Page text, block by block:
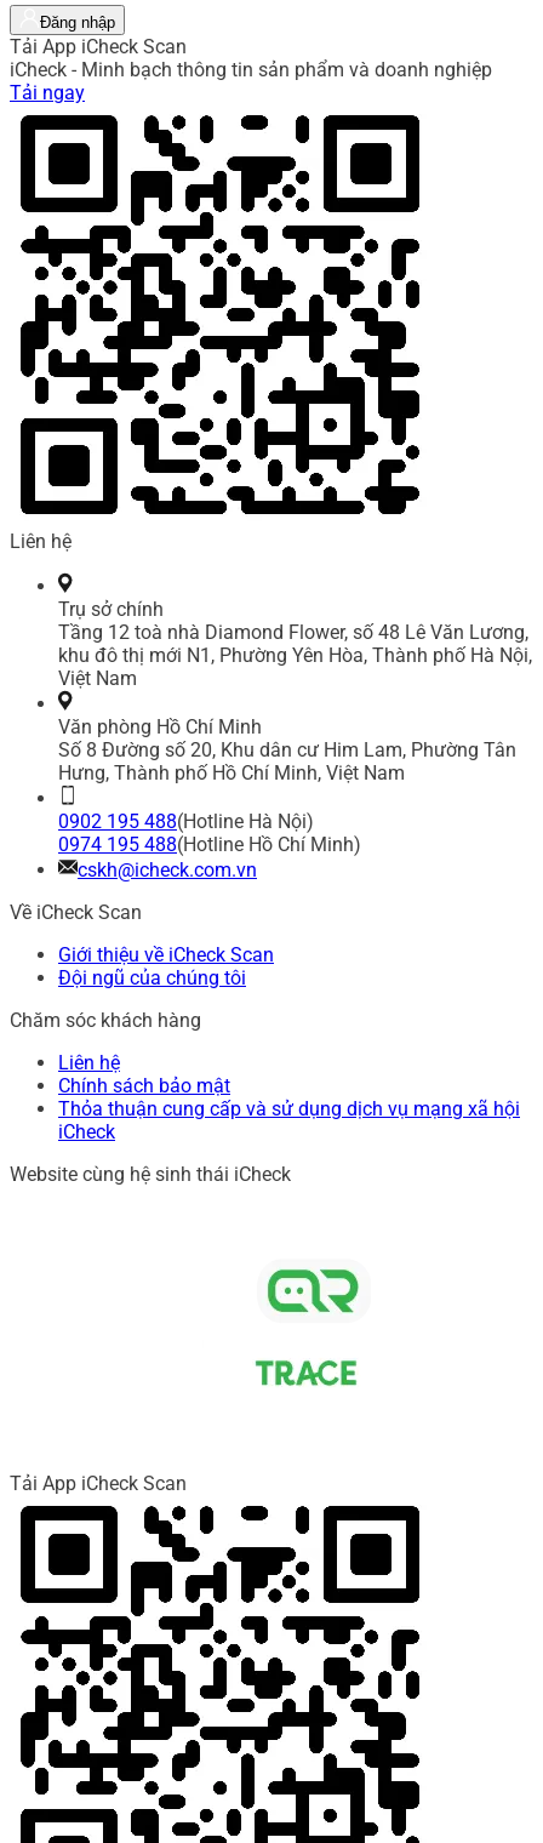
Đăng nhập
Tải App iCheck Scan
iCheck - Minh bạch thông tin sản phẩm và doanh nghiệp
Tải ngay
Liên hệ
Trụ sở chính
Tầng 12 toà nhà Diamond Flower, số 48 Lê Văn Lương,
khu đô thị mới N1, Phường Yên Hòa, Thành phố Hà Nội,
Việt Nam
Văn phòng Hồ Chí Minh
Số 8 Đường số 20, Khu dân cư Him Lam, Phường Tân
Hưng, Thành phố Hồ Chí Minh, Việt Nam
0902 195 488(Hotline Hà Nội)
0974 195 488(Hotline Hồ Chí Minh)
cskh@icheck.com.vn
Về iCheck Scan
Giới thiệu về iCheck Scan
Đội ngũ của chúng tôi
Chăm sóc khách hàng
Liên hệ
Chính sách bảo mật
Thỏa thuận cung cấp và sử dụng dịch vụ mạng xã hội
iCheck
Website cùng hệ sinh thái iCheck
Tải App iCheck Scan